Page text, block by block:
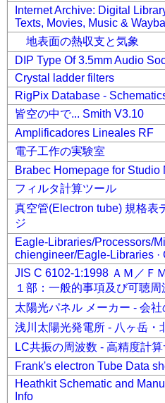
Internet Archive: Digital
Texts, Movies, Music &
地表面の熱収支と気象
DIP Type Of 3.5mm Audio
Crystal ladder filters
RigPix Database -
皆空の中で... Smith V3.10
Amplificadores Lineales RF
電子工作の実験室
Brabec Homepage for
フィルタ計算ツール
真空管(Electron tube) 規格表
ジ
Eagle-Libraries/Processors/
chiengineer/Eagle-Libraries ·
JIS C 6102-1:1998 ＡＭ／
１部：一般的事項及び可聴
太陽光パネル メーカー - 会
浅川太陽光発電所 - 八ヶ岳・
LC共振の周波数 - 高精度計算
Frank's electron Tube Data
Heathkit Schematic and
Info